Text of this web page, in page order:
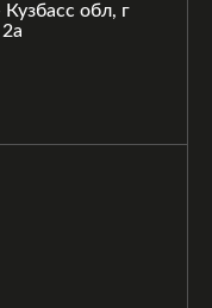
обл, г